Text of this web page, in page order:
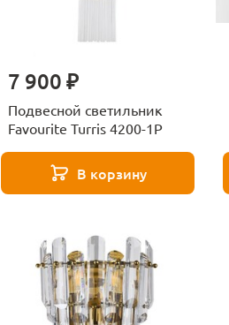
7 900 ₽
Подвесной светильник
Favourite Turris 4200-1P
В корзину